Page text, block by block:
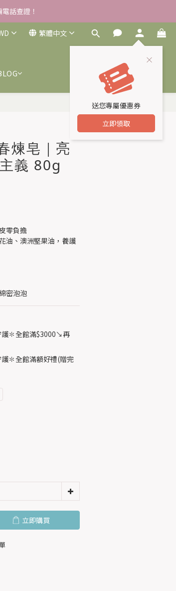
霜EX/瓶
霜EX/瓶
繁體中文
送您專屬優惠券
立即領取
煉皂｜亮
義 80g
零負擔
油、澳洲堅果油，養護
密泡泡
護✽全館滿$3000↘再
護✽全館滿額好禮(贈完
立即購買
立即購買